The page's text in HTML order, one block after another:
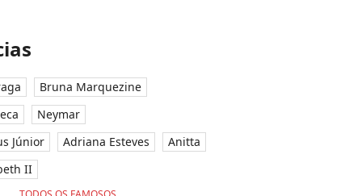
Bruna Marquezine
Neymar
Júnior
Adriana Esteves
Anitta
II